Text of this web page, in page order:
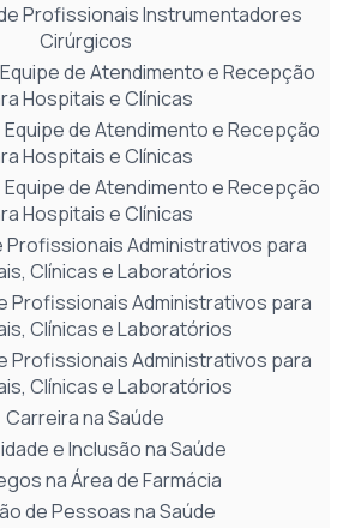
Profissionais Instrumentadores
Cirúrgicos
de Atendimento e Recepção
Hospitais e Clínicas
de Atendimento e Recepção
Hospitais e Clínicas
de Atendimento e Recepção
Hospitais e Clínicas
Administrativos para
Clínicas e Laboratórios
Profissionais Administrativos para
Clínicas e Laboratórios
Profissionais Administrativos para
Clínicas e Laboratórios
Carreira na Saúde
e Inclusão na Saúde
na Área de Farmácia
de Pessoas na Saúde